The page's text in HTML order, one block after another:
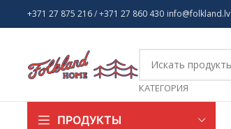
+371 27 875 216/ +371 27 860 430 info@folkland.lv
КАТЕГОРИЯ
ПРОДУКТЫ